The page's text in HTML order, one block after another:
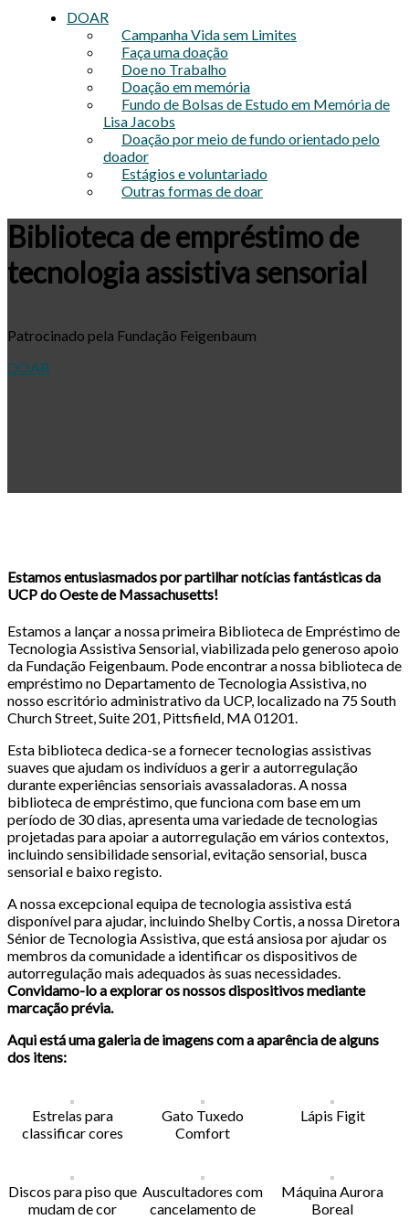
DOAR
Campanha Vida sem Limites
Faça uma doação
Doe no Trabalho
Doação em memória
Fundo de Bolsas de Estudo em Memória de
Lisa Jacobs
Doação por meio de fundo orientado pelo
doador
Estágios e voluntariado
Outras formas de doar
Biblioteca de empréstimo de
tecnologia assistiva sensorial
Patrocinado pela Fundação Feigenbaum
DOAR
Estamos entusiasmados por partilhar notícias fantásticas da
UCP do Oeste de Massachusetts!
Estamos a lançar a nossa primeira Biblioteca de Empréstimo de
Tecnologia Assistiva Sensorial, viabilizada pelo generoso apoio
da Fundação Feigenbaum. Pode encontrar a nossa biblioteca de
empréstimo no Departamento de Tecnologia Assistiva, no
nosso escritório administrativo da UCP, localizado na 75 South
Church Street, Suite 201, Pittsfield, MA 01201.
Esta biblioteca dedica-se a fornecer tecnologias assistivas
suaves que ajudam os indivíduos a gerir a autorregulação
durante experiências sensoriais avassaladoras. A nossa
biblioteca de empréstimo, que funciona com base em um
período de 30 dias, apresenta uma variedade de tecnologias
projetadas para apoiar a autorregulação em vários contextos,
incluindo sensibilidade sensorial, evitação sensorial, busca
sensorial e baixo registo.
A nossa excepcional equipa de tecnologia assistiva está
disponível para ajudar, incluindo Shelby Cortis, a nossa Diretora
Sénior de Tecnologia Assistiva, que está ansiosa por ajudar os
membros da comunidade a identificar os dispositivos de
autorregulação mais adequados às suas necessidades.
Convidamo-lo a explorar os nossos dispositivos mediante
marcação prévia.
Aqui está uma galeria de imagens com a aparência de alguns
dos itens:
Estrelas para
classificar cores
Gato Tuxedo
Comfort
Lápis Figit
Discos para piso que
mudam de cor
Auscultadores com
cancelamento de
Máquina Aurora
Boreal